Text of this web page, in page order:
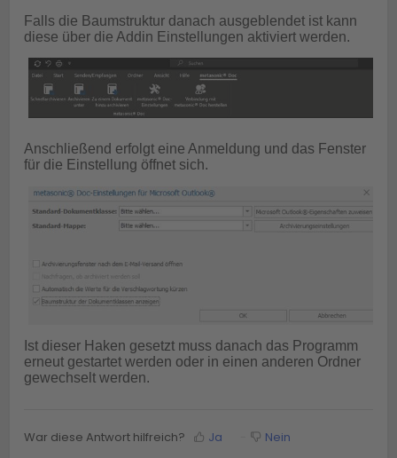
Falls die Baumstruktur danach ausgeblendet ist kann
diese über die Addin Einstellungen aktiviert werden.
Anschließend erfolgt eine Anmeldung und das Fenster
für die Einstellung öffnet sich.
Ist dieser Haken gesetzt muss danach das Programm
erneut gestartet werden oder in einen anderen Ordner
gewechselt werden.
War diese Antwort hilfreich? Ja Nein